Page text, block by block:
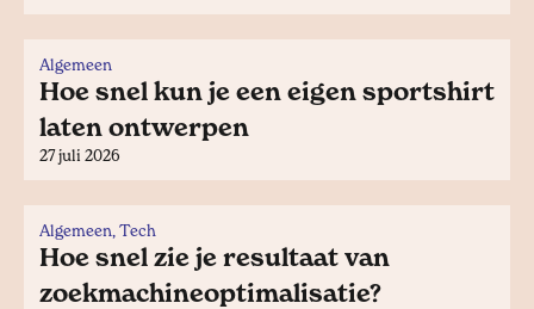
Algemeen
Hoe snel kun je een eigen sportshirt
laten ontwerpen
27 juli 2026
Algemeen, Tech
Hoe snel zie je resultaat van
zoekmachineoptimalisatie?